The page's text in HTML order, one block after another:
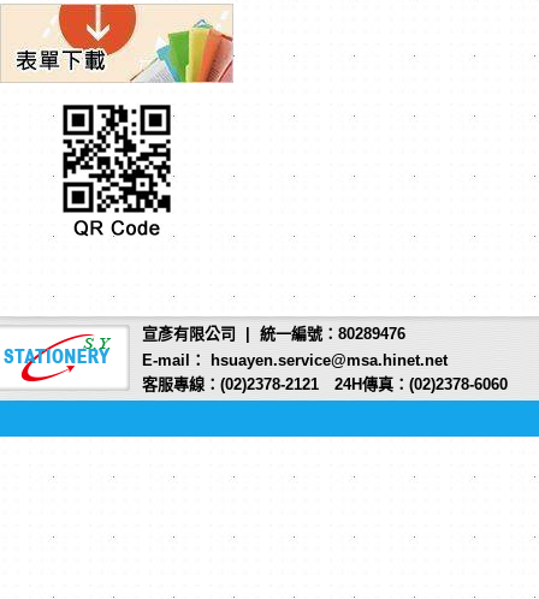
宣彥有限公司 | 統一編號：80289476
E-mail： hsuayen.service@msa.hinet.net
客服專線：(02)2378-2121 24H傳真：(02)2378-6060